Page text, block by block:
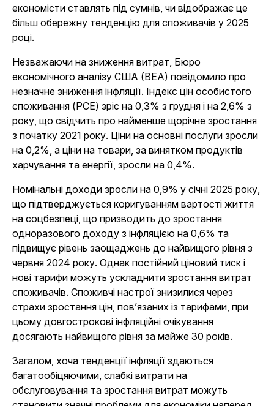
економісти ставлять під сумнів, чи відображає це
більш обережну тенденцію для споживачів у 2025
році.
Незважаючи на зниження витрат, Бюро
економічного аналізу США (BEA) повідомило про
незначне зниження інфляції. Індекс цін особистого
споживання (PCE) зріс на 0,3% з грудня і на 2,6% з
року, що свідчить про найменше щорічне зростання
з початку 2021 року. Ціни на основні послуги зросли
на 0,2%, а ціни на товари, за винятком продуктів
харчування та енергії, зросли на 0,4%.
Номінальні доходи зросли на 0,9% у січні 2025 року,
що підтверджується коригуванням вартості життя
на соцбезпеці, що призводить до зростання
одноразового доходу з інфляцією на 0,6% та
підвищує рівень заощаджень до найвищого рівня з
червня 2024 року. Однак постійний ціновий тиск і
нові тарифи можуть ускладнити зростання витрат
споживачів. Споживчі настрої знизилися через
страхи зростання цін, пов’язаних із тарифами, при
цьому довгострокові інфляційні очікування
досягають найвищого рівня за майже 30 років.
Загалом, хоча тенденції інфляції здаються
багатообіцяючими, слабкі витрати на
обслуговування та зростання витрат можуть